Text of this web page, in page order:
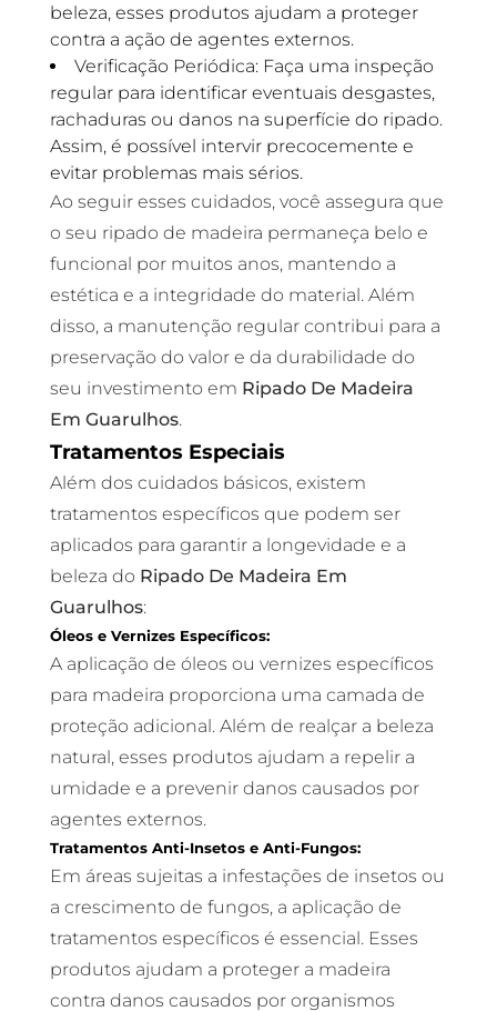
beleza, esses produtos ajudam a proteger
contra a ação de agentes externos.
Verificação Periódica: Faça uma inspeção
regular para identificar eventuais desgastes,
rachaduras ou danos na superfície do ripado.
Assim, é possível intervir precocemente e
evitar problemas mais sérios.
Ao seguir esses cuidados, você assegura que
o seu ripado de madeira permaneça belo e
funcional por muitos anos, mantendo a
estética e a integridade do material. Além
disso, a manutenção regular contribui para a
preservação do valor e da durabilidade do
seu investimento em Ripado De Madeira
Em Guarulhos.
Tratamentos Especiais
Além dos cuidados básicos, existem
tratamentos específicos que podem ser
aplicados para garantir a longevidade e a
beleza do Ripado De Madeira Em
Guarulhos:
Óleos e Vernizes Específicos:
A aplicação de óleos ou vernizes específicos
para madeira proporciona uma camada de
proteção adicional. Além de realçar a beleza
natural, esses produtos ajudam a repelir a
umidade e a prevenir danos causados por
agentes externos.
Tratamentos Anti-Insetos e Anti-Fungos:
Em áreas sujeitas a infestações de insetos ou
a crescimento de fungos, a aplicação de
tratamentos específicos é essencial. Esses
produtos ajudam a proteger a madeira
contra danos causados por organismos